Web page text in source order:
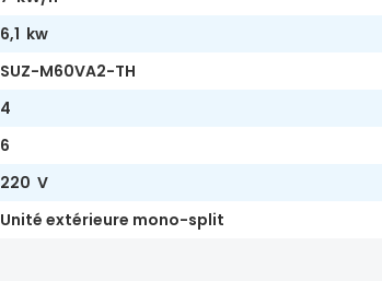
6,1 kw
SUZ-M60VA2-TH
4
6
220 V
Unité extérieure mono-split